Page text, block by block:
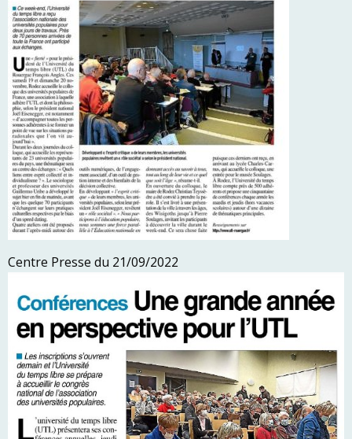
Centre Presse du 21/09/2022